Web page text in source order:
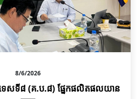
8/6/2026
ទេសទី៨ (គ.ប.៨) ផ្នែកផលិតផលយាន